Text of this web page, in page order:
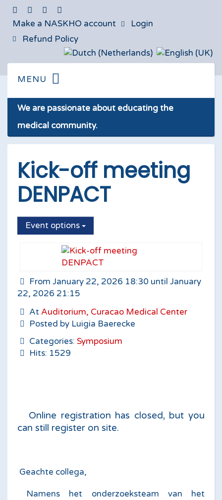
Make a NASKHO account
Login
Refund Policy
We are passionate about educating the
medical community.
Kick-off meeting
DENPACT
Event options
From January 22, 2026 18:30 until January
22, 2026 21:15
At Auditorium, Curacao Medical Center
Posted by Luigia Baerecke
Categories: Symposium
Hits: 1529
Online registration has closed, but you
can still register on site.
Geachte collega,
Namens het onderzoeksteam van het